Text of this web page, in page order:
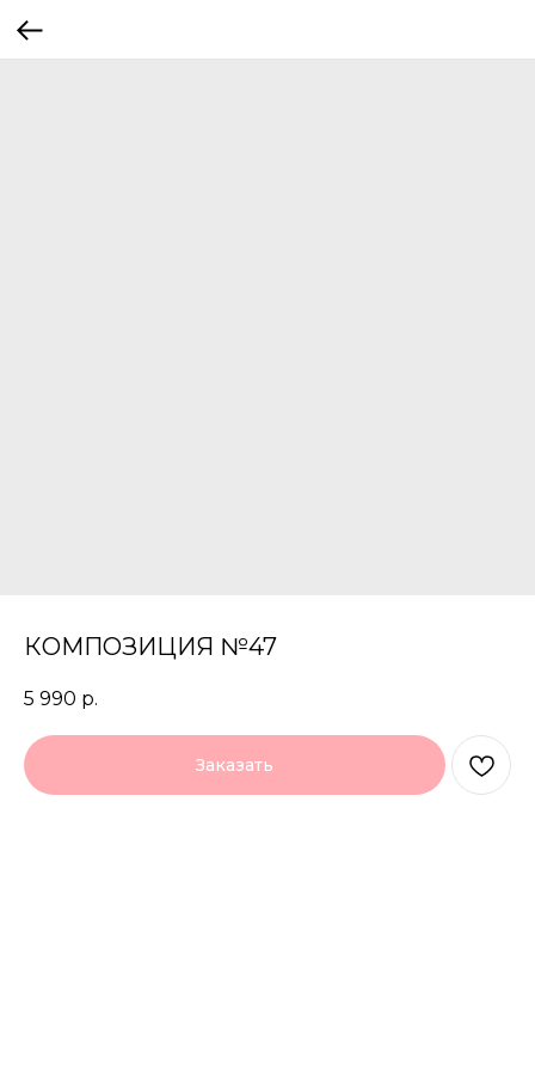
КОМПОЗИЦИЯ №47
5 990 р.
Заказать